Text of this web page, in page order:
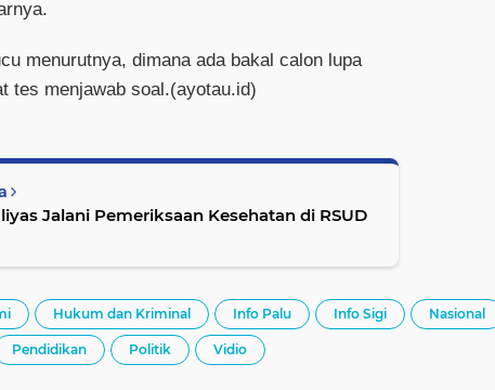
menurutnya, dimana ada bakal calon lupa
tes menjawab soal.(ayotau.id)
Jalani Pemeriksaan Kesehatan di RSUD
Hukum dan Kriminal Info Palu Info Sigi Nasional
Pendidikan Politik Vidio